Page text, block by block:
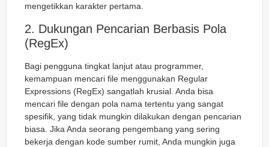
mengetikkan karakter pertama.
2. Dukungan Pencarian Berbasis Pola
(RegEx)
Bagi pengguna tingkat lanjut atau programmer,
kemampuan mencari file menggunakan Regular
Expressions (RegEx) sangatlah krusial. Anda bisa
mencari file dengan pola nama tertentu yang sangat
spesifik, yang tidak mungkin dilakukan dengan pencarian
biasa. Jika Anda seorang pengembang yang sering
bekerja dengan kode sumber rumit, Anda mungkin juga